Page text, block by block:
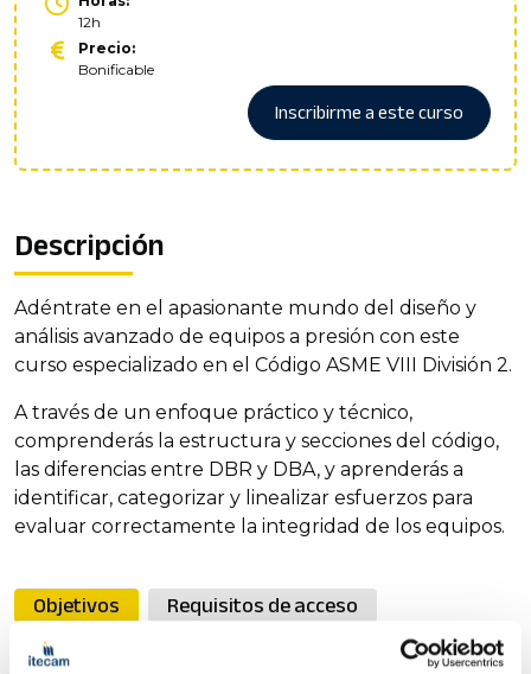
12h
Precio:
Bonificable
Inscribirme a este curso
Descripción
Adéntrate en el apasionante mundo del diseño y
análisis avanzado de equipos a presión con este
curso especializado en el Código ASME VIII División 2.
A través de un enfoque práctico y técnico,
comprenderás la estructura y secciones del código,
las diferencias entre DBR y DBA, y aprenderás a
identificar, categorizar y linealizar esfuerzos para
evaluar correctamente la integridad de los equipos.
Objetivos
Requisitos de acceso
Programa
Más información